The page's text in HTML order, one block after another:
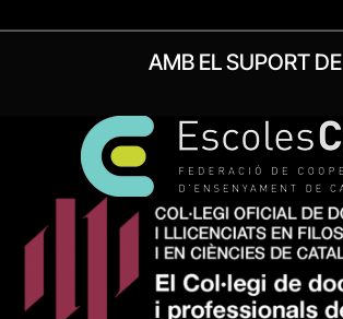
AMB EL SUPORT DE